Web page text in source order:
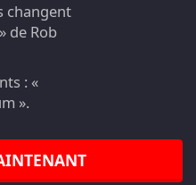
changent
de Rob
: «
».